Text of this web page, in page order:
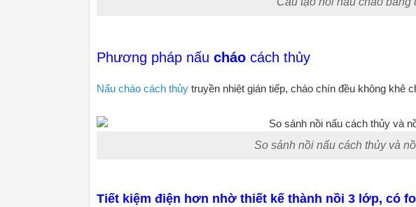
Phương pháp nấu cháo cách thủy
Nấu cháo cách thủy truyền nhiệt gián tiếp, cháo chín đều không khê
So sánh nồi nấu cách thủy và
Tiết kiệm điện hơn nhờ thiết kế thành nồi 3 lớp, có